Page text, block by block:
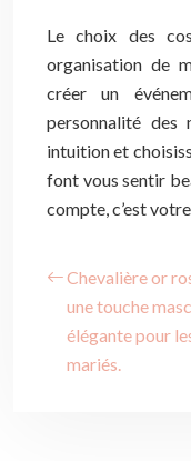
Le choix des
organisation de
créer un
personnalité des
intuition et
font vous sentir
compte, c’est
Chevalière or
une touche
élégante pour
mariés.